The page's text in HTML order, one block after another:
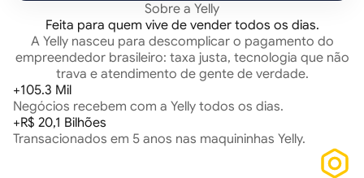
Sobre a Yelly
Feita para quem vive de vender todos os dias.
A Yelly nasceu para descomplicar o pagamento do
empreendedor brasileiro: taxa justa, tecnologia que não
trava e atendimento de gente de verdade.
+105.3 Mil
Negócios recebem com a Yelly todos os dias.
+R$ 20,1 Bilhões
Transacionados em 5 anos nas maquininhas Yelly.